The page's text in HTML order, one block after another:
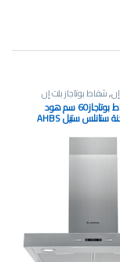
,شفاط بوتاجاز بلت إن
اريستون شفاط بوتاجاز60 سم هود
ديچيتال بمدخنة ستانلس ستيل AHBS